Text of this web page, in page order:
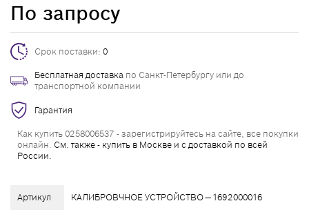
Артикул КАЛИБРОВЧНОЕ УСТРОЙСТВО — 1692000016
По запросу
Срок поставки: 0
Бесплатная доставка по Санкт-Петербургу или до
транспортной компании
Гарантия
Как купить 0258006537 - зарегистрируйтесь на сайте, все покупки
онлайн. См. также - купить в Москве и с доставкой по всей
России.